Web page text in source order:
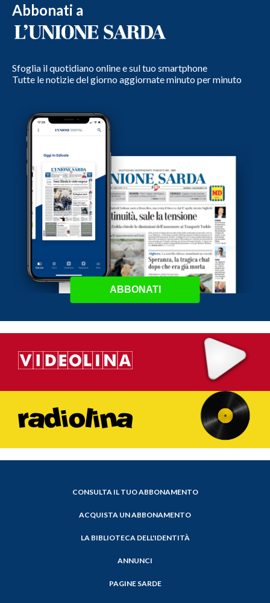
Abbonati a
Sfoglia il quotidiano online e sul tuo smartphone
Tutte le notizie del giorno aggiornate minuto per minuto
ABBONATI
CONSULTA IL TUO ABBONAMENTO
ACQUISTA UN ABBONAMENTO
LA BIBLIOTECA DELL'IDENTITÀ
ANNUNCI
PAGINE SARDE